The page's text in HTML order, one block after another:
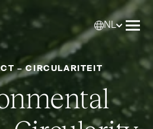
NL
– CIR­CU­LARITEIT